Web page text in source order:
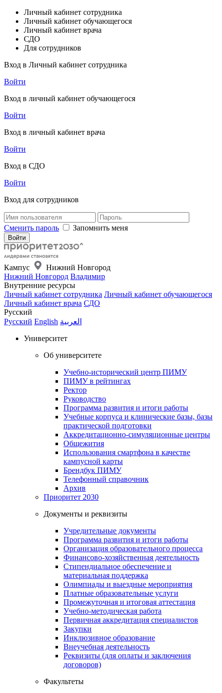
Личный кабинет сотрудника
Личный кабинет обучающегося
Личный кабинет врача
СДО
Для сотрудников
Вход в Личный кабинет сотрудника
Войти
Вход в личный кабинет обучающегося
Войти
Вход в личный кабинет врача
Войти
Вход в СДО
Войти
Вход для сотрудников
Сменить пароль Запомнить меня
Кампус
Нижний Новгород
Нижний Новгород Владимир
Внутренние ресурсы
Личный кабинет сотрудника Личный кабинет обучающегося
Личный кабинет врача СДО
Русский
Русский English العربية
Университет
Об университете
Учебно-исторический центр ПИМУ
ПИМУ в рейтингах
Ректор
Руководство
Программа развития и итоги работы
Учебные корпуса и клинические базы, базы
практической подготовки
Аккредитационно-симуляционные центры
Общежития
Использования смартфона в качестве
кампусной карты
Брендбук ПИМУ
Телефонный справочник
Архив
Приоритет 2030
Документы и реквизиты
Учредительные документы
Программа развития и итоги работы
Организация образовательного процесса
Финансово-хозяйственная деятельность
Стипендиальное обеспечение и
материальная поддержка
Олимпиады и выездные мероприятия
Платные образовательные услуги
Промежуточная и итоговая аттестация
Учебно-методическая работа
Первичная аккредитация специалистов
Закупки
Инклюзивное образование
Внеучебная деятельность
Реквизиты (для оплаты и заключения
договоров)
Факультеты